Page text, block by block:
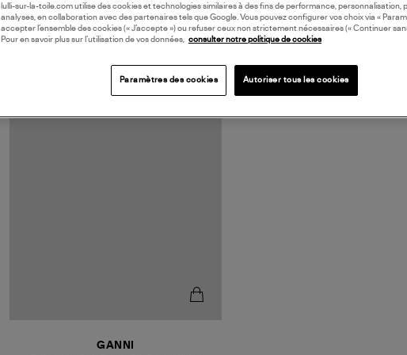
GANNI
lulli-sur-la-toile.com utilise des cookies et technologies similaires à des fins de performance, personnalisation,
analyses, en collaboration avec des partenaires tels que Google. Vous pouvez configurer vos choix via «
accepter l’ensemble des cookies (« J’accepte ») ou refuser ceux non strictement nécessaires (« Continuer
Pour en savoir plus sur l’utilisation de vos données,
consulter notre politique de cookies
Paramètres des cookies Autoriser tous les cookies